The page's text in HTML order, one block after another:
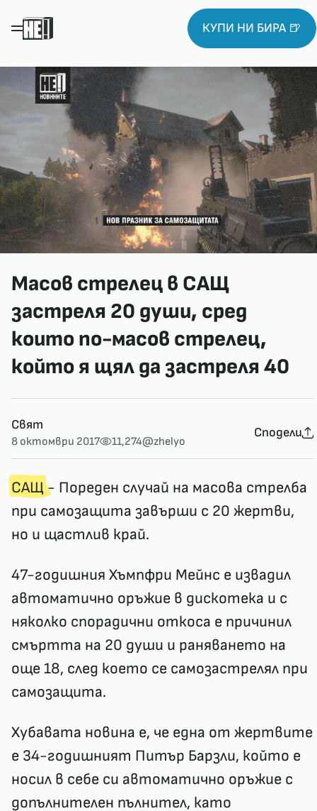
КУПИ НИ БИРА 🍺
Масов стрелец в САЩ
застреля 20 души, сред
които по-масов стрелец,
който я щял да застреля 40
Свят
8 октомври 2017 11,274@zhelyo
Сподели
САЩ- Пореден случай на масова стрелба
при самозащита завърши с 20 жертви,
но и щастлив край.
47-годишния Хъмпфри Мейнс е извадил
автоматично оръжие в дискотека и с
няколко спорадични откоса е причинил
смъртта на 20 души и раняването на
още 18, след което се самозастрелял при
самозащита.
Хубавата новина е, че една от жертвите
е 34-годишният Питър Барзли, който е
носил в себе си автоматично оръжие с
допълнителен пълнител, като